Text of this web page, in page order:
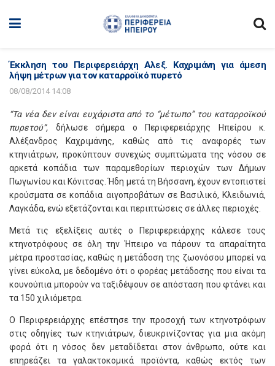
Έκκληση του Περιφερειάρχη Αλεξ. Καχριμάνη για άμεση
λήψη μέτρων για τον καταρροϊκό πυρετό
08/08/2014 14:08
“Τα νέα δεν είναι ευχάριστα από το “μέτωπο” του καταρροϊκού
πυρετού”, δήλωσε σήμερα ο Περιφερειάρχης Ηπείρου κ.
Αλέξανδρος Καχριμάνης, καθώς από τις αναφορές των
κτηνιάτρων, προκύπτουν συνεχώς συμπτώματα της νόσου σε
αρκετά κοπάδια των παραμεθορίων περιοχών των Δήμων
Πωγωνίου και Κόνιτσας. Ήδη μετά τη Βήσσανη, έχουν εντοπιστεί
κρούσματα σε κοπάδια αιγοπροβάτων σε Βασιλικό, Κλειδωνιά,
Λαγκάδα, ενώ εξετάζονται και περιπτώσεις σε άλλες περιοχές.
Μετά τις εξελίξεις αυτές ο Περιφερειάρχης κάλεσε τους
κτηνοτρόφους σε όλη την Ήπειρο να πάρουν τα απαραίτητα
μέτρα προστασίας, καθώς η μετάδοση της ζωονόσου μπορεί να
γίνει εύκολα, με δεδομένο ότι ο φορέας μετάδοσης που είναι τα
κουνούπια μπορούν να ταξιδέψουν σε απόσταση που φτάνει και
τα 150 χιλιόμετρα.
Ο Περιφερειάρχης επέστησε την προσοχή των κτηνοτρόφων
στις οδηγίες των κτηνιάτρων, διευκρινίζοντας για μια ακόμη
φορά ότι η νόσος δεν μεταδίδεται στον άνθρωπο, ούτε και
επηρεάζει τα γαλακτοκομικά προϊόντα, καθώς εκτός των